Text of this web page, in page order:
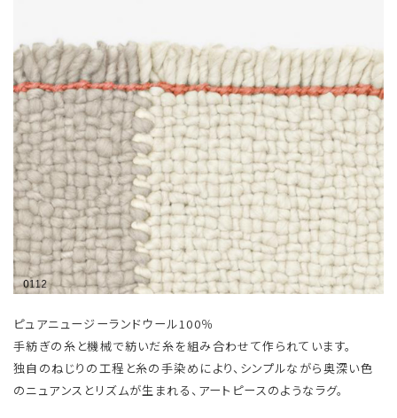
ピュアニュージーランドウール100％
手紡ぎの糸と機械で紡いだ糸を組み合わせて作られています。
独自のねじりの工程と糸の手染めにより、シンプルながら奥深い色
のニュアンスとリズムが生まれる、アートピースのようなラグ。